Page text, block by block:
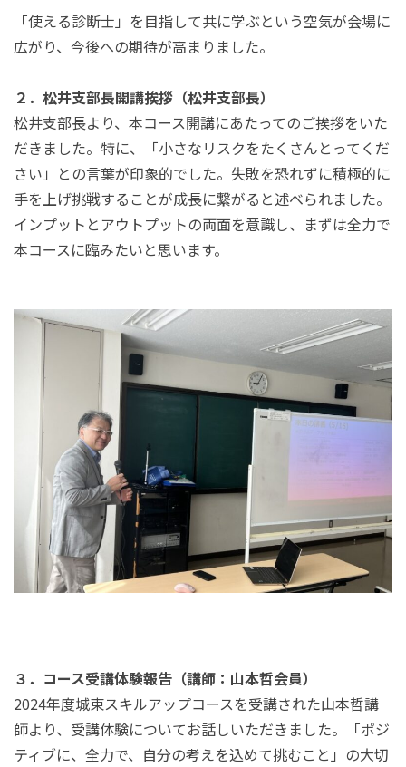
「使える診断士」を目指して共に学ぶという空気が会場に
広がり、今後への期待が高まりました。
２．松井支部長開講挨拶（松井支部長）
松井支部長より、本コース開講にあたってのご挨拶をいた
だきました。特に、「小さなリスクをたくさんとってくだ
さい」との言葉が印象的でした。失敗を恐れずに積極的に
手を上げ挑戦することが成長に繋がると述べられました。
インプットとアウトプットの両面を意識し、まずは全力で
本コースに臨みたいと思います。
３．コース受講体験報告（講師：山本哲会員）
2024年度城東スキルアップコースを受講された山本哲講
師より、受講体験についてお話しいただきました。「ポジ
ティブに、全力で、自分の考えを込めて挑むこと」の大切